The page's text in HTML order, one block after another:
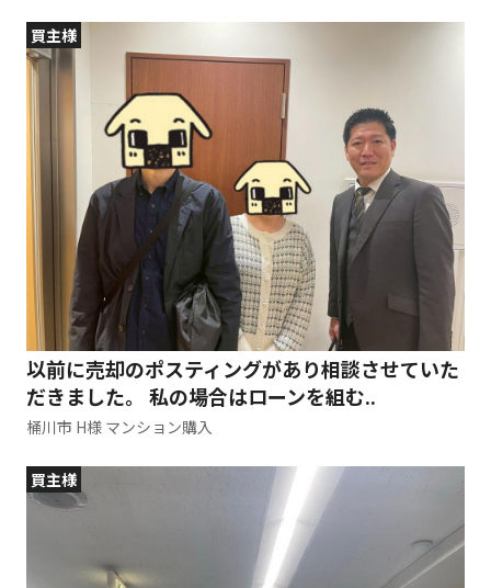
買主様
以前に売却のポスティングがあり相談させていた
だきました。 私の場合はローンを組む..
桶川市 H様 マンション購入
買主様